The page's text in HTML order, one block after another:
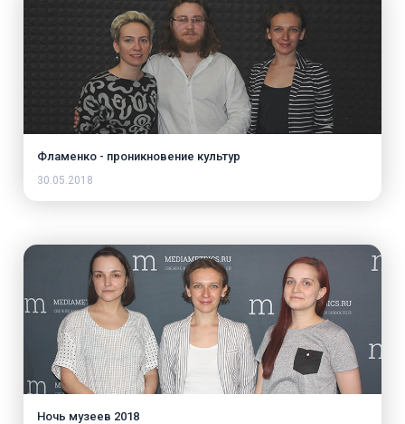
Фламенко - проникновение культур
30.05.2018
Ночь музеев 2018